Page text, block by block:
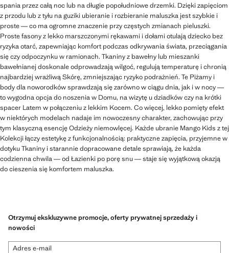
spania przez całą noc lub na długie popołudniowe drzemki. Dzięki zapięciom
z przodu lub z tyłu na guziki ubieranie i rozbieranie maluszka jest szybkie i
proste — co ma ogromne znaczenie przy częstych zmianach pieluszki.
Proste fasony z lekko marszczonymi rękawami i dołami otulają dziecko bez
ryzyka otarć, zapewniając komfort podczas odkrywania świata, przeciągania
się czy odpoczynku w ramionach. Tkaniny z bawełny lub mieszanki
bawełnianej doskonale odprowadzają wilgoć, regulują temperaturę i chronią
najbardziej wrażliwą Skórę, zmniejszając ryzyko podrażnień. Te Piżamy i
body dla noworodków sprawdzają się zarówno w ciągu dnia, jak i w nocy —
to wygodna opcja do noszenia w Domu, na wizytę u dziadków czy na krótki
spacer Latem w połączeniu z lekkim Kocem. Co więcej, lekko pomięty efekt
w niektórych modelach nadaje im nowoczesny charakter, zachowując przy
tym klasyczną esencję Odzieży niemowlęcej. Każde ubranie Mango Kids z tej
Kolekcji łączy estetykę z funkcjonalnością: praktyczne zapięcia, przyjemne w
dotyku Tkaniny i starannie dopracowane detale sprawiają, że każda
codzienna chwila — od Łazienki po porę snu — staje się wyjątkową okazją
do cieszenia się komfortem maluszka.
Otrzymuj ekskluzywne promocje, oferty prywatnej sprzedaży i
nowości
Adres e-mail